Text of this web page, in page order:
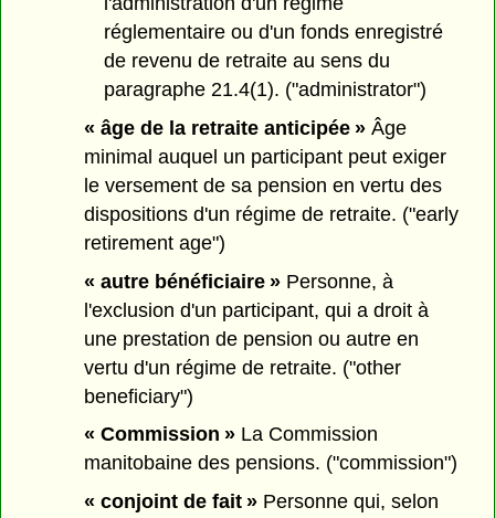
réglementaire ou d'un fonds enregistré
de revenu de retraite au sens du
paragraphe 21.4(1). ("administrator")
« âge de la retraite anticipée » Âge
minimal auquel un participant peut exiger
le versement de sa pension en vertu des
dispositions d'un régime de retraite. ("early
retirement age")
« autre bénéficiaire » Personne, à
l'exclusion d'un participant, qui a droit à
une prestation de pension ou autre en
vertu d'un régime de retraite. ("other
beneficiary")
« Commission » La Commission
manitobaine des pensions. ("commission")
« conjoint de fait » Personne qui, selon